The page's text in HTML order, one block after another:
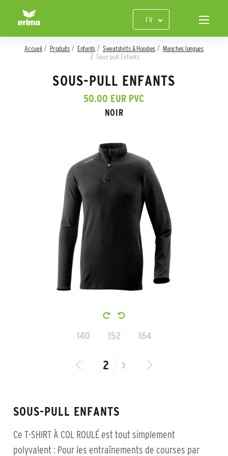
Accueil Produits Enfants Sweatshirts & Hoodies
Manches longues
Sous-pull Enfants
SOUS-PULL ENFANTS
50.00 EUR PVC
NOIR
140 152 164
3
SOUS-PULL ENFANTS
Ce T-SHIRT À COL ROULÉ est tout simplement
polyvalent : Pour les entraînements de courses par